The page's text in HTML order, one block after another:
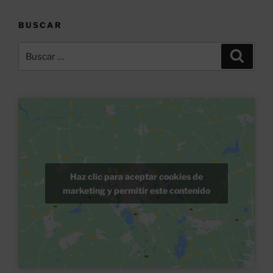
BUSCAR
por:
Haz clic para aceptar cookies de
marketing y permitir este contenido